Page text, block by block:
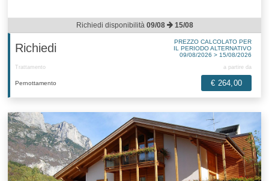
Richiedi disponibilità 09/08 15/08
Richiedi
PREZZO CALCOLATO PER
IL PERIODO ALTERNATIVO
09/08/2026 > 15/08/2026
Trattamento a partire da
Pernottamento € 264,00